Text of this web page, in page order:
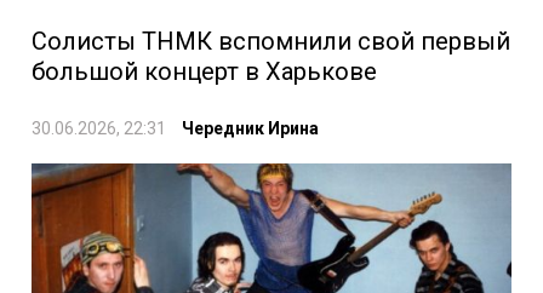
Солисты ТНМК вспомнили свой первый
большой концерт в Харькове
30.06.2026, 22:31 Чередник Ирина